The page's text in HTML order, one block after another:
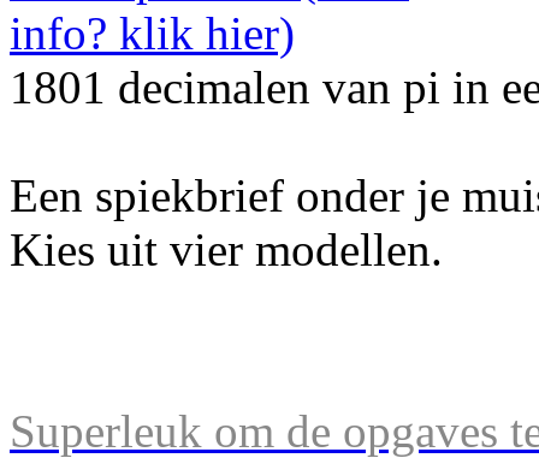
1801 decimalen van pi in
Een spiekbrief onder je
Kies uit vier modellen.
Superleuk om de opgaves